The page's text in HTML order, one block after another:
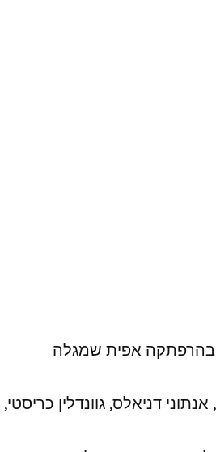
בהרפתקה אפית שמגלה
דניאלס, גוונדלין כריסטי,